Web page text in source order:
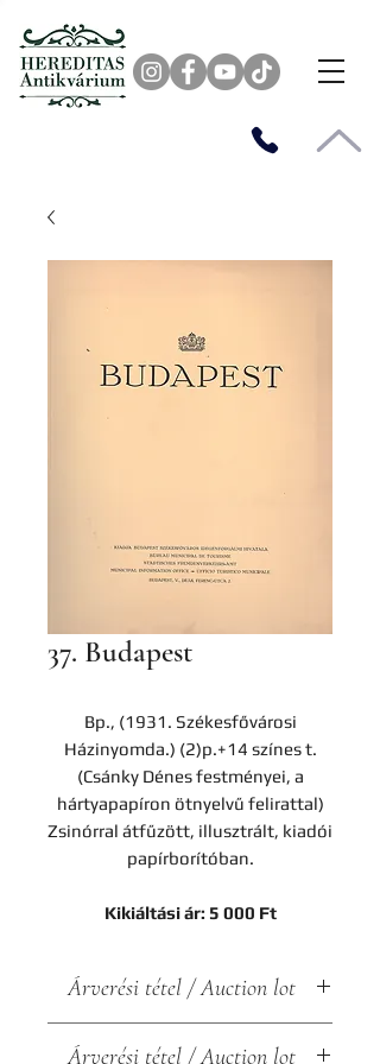
37. Budapest
Bp., (1931. Székesfővárosi
Házinyomda.) (2)p.+14 színes t.
(Csánky Dénes festményei, a
hártyapapíron ötnyelvű felirattal)
Zsinórral átfűzött, illusztrált, kiadói
papírborítóban.
Kikiáltási ár: 5 000 Ft
Árverési tétel / Auction lot
Árverési tétel / Auction lot